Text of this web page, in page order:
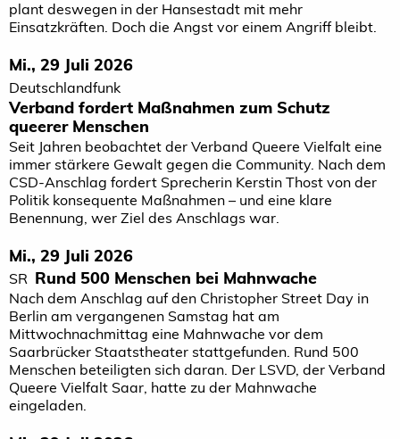
plant deswegen in der Hansestadt mit mehr
Einsatzkräften. Doch die Angst vor einem Angriff bleibt.
Mi., 29 Juli 2026
Deutschlandfunk
Verband fordert Maßnahmen zum Schutz
queerer Menschen
Seit Jahren beobachtet der Verband Queere Vielfalt eine
immer stärkere Gewalt gegen die Community. Nach dem
CSD-Anschlag fordert Sprecherin Kerstin Thost von der
Politik konsequente Maßnahmen – und eine klare
Benennung, wer Ziel des Anschlags war.
Mi., 29 Juli 2026
SR Rund 500 Menschen bei Mahnwache
Nach dem Anschlag auf den Christopher Street Day in
Berlin am vergangenen Samstag hat am
Mittwochnachmittag eine Mahnwache vor dem
Saarbrücker Staatstheater stattgefunden. Rund 500
Menschen beteiligten sich daran. Der LSVD, der Verband
Queere Vielfalt Saar, hatte zu der Mahnwache
eingeladen.